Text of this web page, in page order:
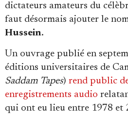
dictateurs amateurs du
faut désormais ajouter le
Hussein.
Un ouvrage publié en
éditions universitaires de
Saddam Tapes) rend public
enregistrements audio
qui ont eu lieu entre 1978 et